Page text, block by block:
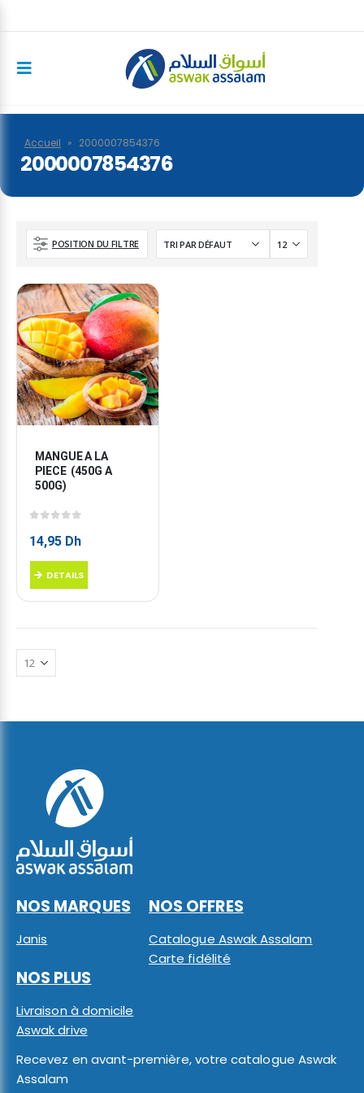
Accueil » 2000007854376
2000007854376
POSITION DU FILTRE
MANGUE A LA
PIECE  (450G A
500G)
14,95 Dh
DETAILS
NOS MARQUES
Janis
NOS OFFRES
Catalogue Aswak Assalam
Carte fidélité
NOS PLUS
Livraison à domicile
Aswak drive
Recevez en avant-première, votre catalogue Aswak
Assalam